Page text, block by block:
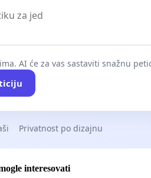
AI će za vas sastaviti snažnu
Privatnost po dizajnu
interesovati